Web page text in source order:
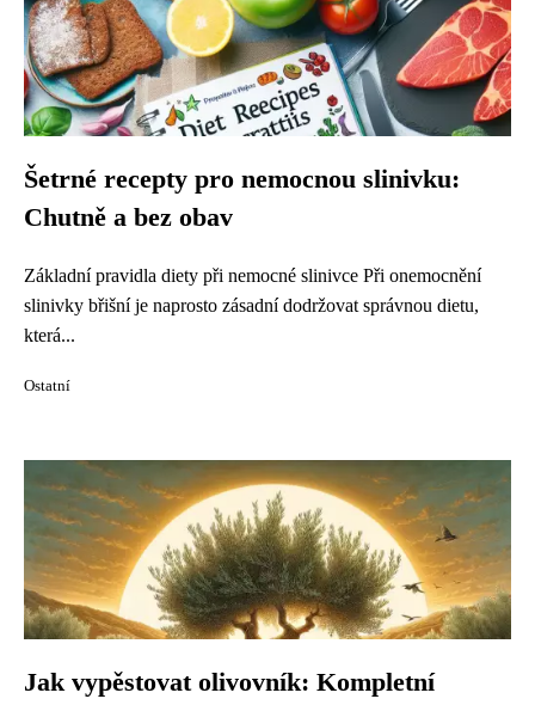
Šetrné recepty pro nemocnou slinivku:
Chutně a bez obav
Základní pravidla diety při nemocné slinivce Při onemocnění
slinivky břišní je naprosto zásadní dodržovat správnou dietu,
která...
Ostatní
Jak vypěstovat olivovník: Kompletní